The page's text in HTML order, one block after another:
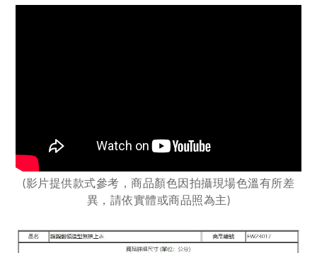
(影片提供款式參考，商品顏色因拍攝現場色溫有所差
異， 請依實體或商品照為主)